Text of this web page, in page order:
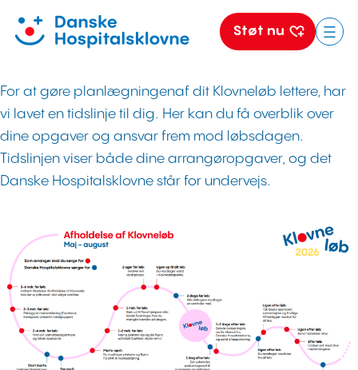
indhold
Støt nu
For at gøre planlægningenaf dit Klovneløb lettere, har
vi lavet en tidslinje til dig. Her kan du få overblik over
dine opgaver og ansvar frem mod løbsdagen.
Tidslinjen viser både dine arrangøropgaver, og det
Danske Hospitalsklovne står for undervejs.